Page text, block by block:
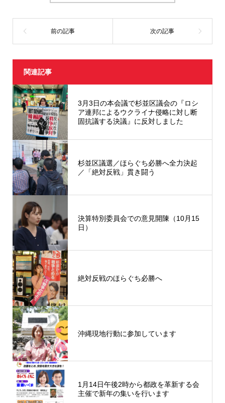
新
ン
ウ
開
き
ま
す
)
ク
ッ
し
て
だ
い
い
ウ
ィ
ン
ド
ウ
で
開
き
ま
す
)
関連記事
3月3日の本会議で杉並区議会の『ロシ
ア連邦によるウクライナ侵略に対し断
固抗議する決議』に反対しました
杉並区議選／ほらぐち必勝へ全力決起
／「絶対反戦」貫き闘う
決算特別委員会での意見開陳（10月15
日）
絶対反戦のほらぐち必勝へ
沖縄現地行動に参加しています
1月14日午後2時から都政を革新する会
主催で新年の集いを行います